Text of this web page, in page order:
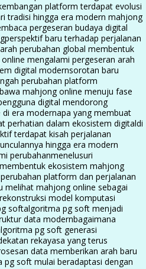
platform terdapat evolusi
tradisi hingga era modern mahjong
pergeseran budaya digital
perspektif baru terhadap perjalanan
arah perubahan global membentuk
mengalami pergeseran arah
digital modernsorotan baru
perubahan platform
mahjong online menuju fase
digital mendorong
era modernapa yang membuat
perhatian dalam ekosistem digitaldi
terdapat kisah perjalanan
hingga era modern
perubahanmenelusuri
ekosistem mahjong
platform dan perjalanan
melihat mahjong online sebagai
rekonstruksi model komputasi
softalgoritma pg soft menjadi
data modernbagaimana
pg soft generasi
rekayasa yang terus
data memberikan arah baru
pg soft mulai beradaptasi dengan